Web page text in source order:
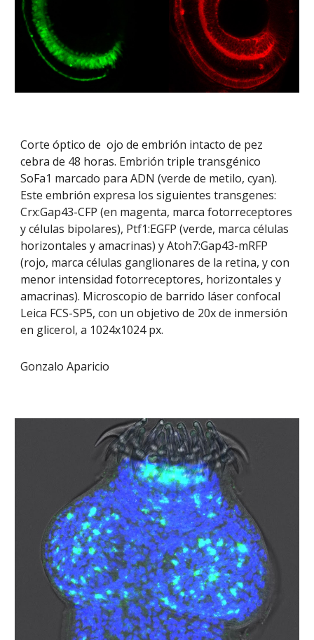
Corte óptico de ojo de embrión intacto de pez
cebra de 48 horas. Embrión triple transgénico
SoFa1 marcado para ADN (verde de metilo, cyan).
Este embrión expresa los siguientes transgenes:
Crx:Gap43-CFP (en magenta, marca fotorreceptores
y células bipolares), Ptf1:EGFP (verde, marca células
horizontales y amacrinas) y Atoh7:Gap43-mRFP
(rojo, marca células ganglionares de la retina, y con
menor intensidad fotorreceptores, horizontales y
amacrinas). Microscopio de barrido láser confocal
Leica FCS-SP5, con un objetivo de 20x de inmersión
en glicerol, a 1024x1024 px.
Gonzalo Aparicio